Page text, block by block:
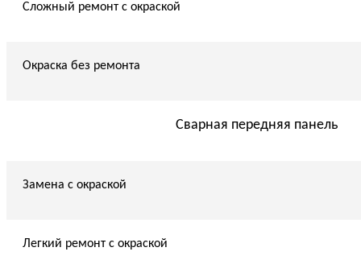
Сложный ремонт с окраской
Окраска без ремонта
Сварная передняя панель
Замена с окраской
Легкий ремонт с окраской